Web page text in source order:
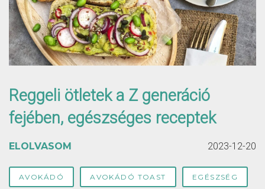
Reggeli ötletek a Z generáció
fejében, egészséges receptek
ELOLVASOM 2023-12-20
AVOKÁDÓ AVOKÁDÓ TOAST EGÉSZSÉG